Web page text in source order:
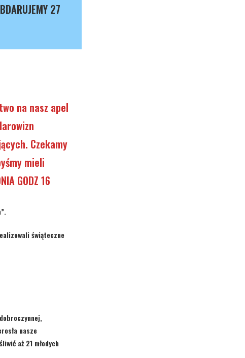
27
na nasz apel
Czekamy
mieli
GODZ 16
.
świąteczne
nasze
aż 21 młodych